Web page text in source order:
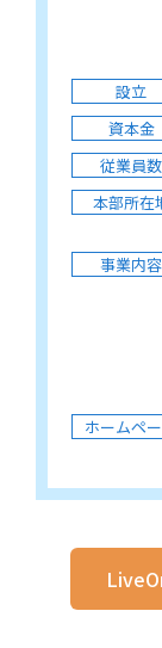
設立
資本金
従業員数
本部所在
事業内容
ホームペ